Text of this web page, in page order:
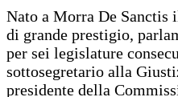
Nato a Morra De Sanctis
di grande prestigio,
per sei legislature
sottosegretario alla
presidente della